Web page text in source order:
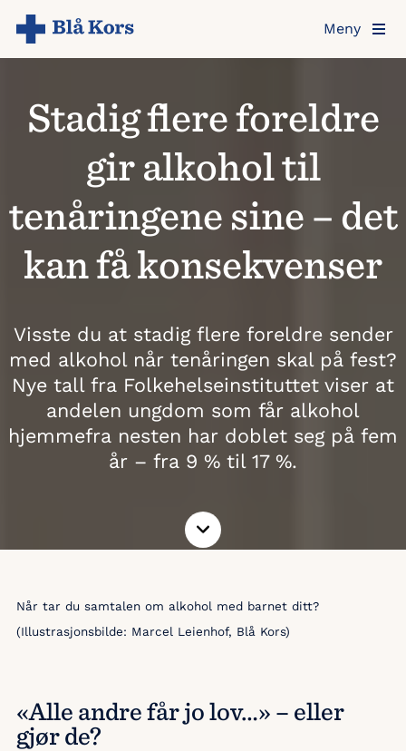
Hopp
hovedinnholdet
Meny
Stadig flere foreldre
gir alkohol til
tenåringene sine – det
kan få konsekvenser
Visste du at stadig flere foreldre sender
med alkohol når tenåringen skal på fest?
Nye tall fra Folkehelseinstituttet viser at
andelen ungdom som får alkohol
hjemmefra nesten har doblet seg på fem
år – fra 9 % til 17 %.
Les
mer
Når tar du samtalen om alkohol med barnet ditt?
(Illustrasjonsbilde: Marcel Leienhof, Blå Kors)
«Alle andre får jo lov…» – eller
gjør de?